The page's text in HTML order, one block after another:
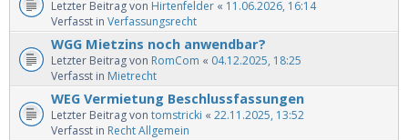
Letzter Beitrag von Hirtenfelder « 11.06.2026, 16:14
Verfasst in Verfassungsrecht
WGG Mietzins noch anwendbar?
Letzter Beitrag von RomCom « 04.12.2025, 18:25
Verfasst in Mietrecht
WEG Vermietung Beschlussfassungen
Letzter Beitrag von tomstricki « 22.11.2025, 13:52
Verfasst in Recht Allgemein